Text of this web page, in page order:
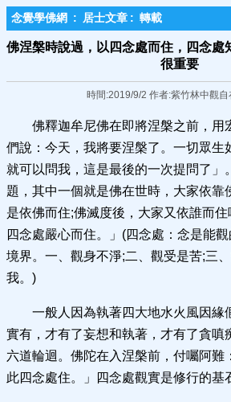
念覺學佛網 : 居士文章 : 轉載
佛涅槃時說過，以四念處而住​，四念處
很重要
時間:2019/9/2 作者:紫竹林中觀自
佛釋迦牟尼佛在即將涅槃之前，用
們說：今天，我將要涅槃了。一切眾生
就可以問我，這是最後的一次提問了」
題，其中一個就是佛在世時，大家依靠
是依佛而住;佛滅度後，大家又依誰而
四念處嚴心而住。」(四念處：念是能
境界。一、觀身不淨;二、觀受是苦;三
我。)
一般人因為執著四大地水火風因緣
實有，才有了妄想和執著，才有了貪嗔
六道輪迴。佛陀在入涅槃前，付囑阿難
此四念處住。」四念處觀實是修行的基